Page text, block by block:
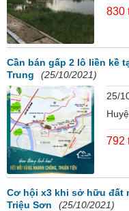
830
Cần bán gấp 2 lô liền kề
Trung
(25/10/2021)
25/
792
Cơ hội x3 khi sở hữu đất
Triệu Sơn
(25/10/2021)